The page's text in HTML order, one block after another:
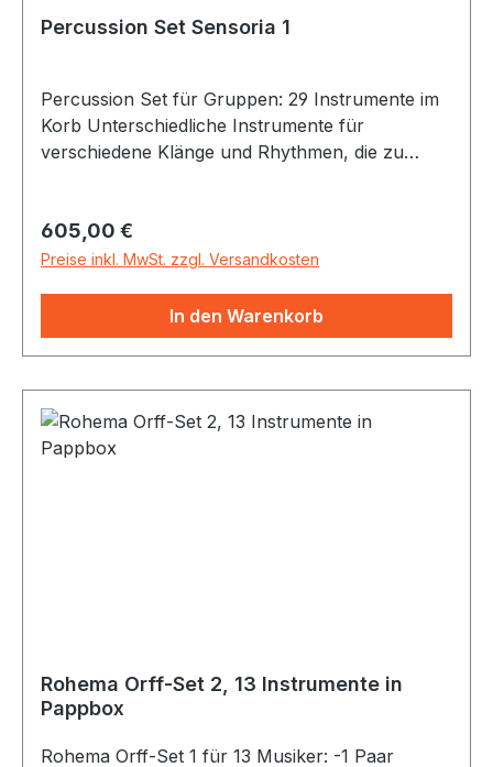
Percussion Set Sensoria 1
Percussion Set für Gruppen: 29 Instrumente im
Korb Unterschiedliche Instrumente für
verschiedene Klänge und Rhythmen, die zu
kann zur Bewegungsmotivtion in Gruppen
genutzt werden. Rütteln, schüttlen, klopfen,
cm mit Schlägel, 1 Klangschale ca. 450-550g mit
Klöppel, 1 Frosch mini, 1 Frosch mittelgroß, 1
Rührxylophon, 1 Maracas, 1 Wasserfall, 1
Handrassel, 1 Affentrommel, 1 Nussschalen-
Rassel, 2 Fellrasseln, 1 Regenstab, 1 Checere, 1
Caixixi, 1 Donnertrommel, 1 Agogo, 1 Flex-A-
Regulärer Preis:
605,00 €
Preise inkl. MwSt. zzgl. Versandkosten
In den Warenkorb
Rohema Orff-Set 2, 13 Instrumente in
Pappbox
Rohema Orff-Set 1 für 13 Musiker: -1 Paar